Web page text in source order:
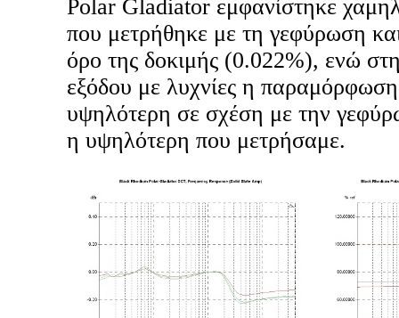
Polar Gladiator εμφανίστηκε
που μετρήθηκε με τη γεφύρωση
όρο της δοκιμής (0.022%), ενώ
εξόδου με λυχνίες η
υψηλότερη σε σχέση με την
η υψηλότερη που μετρήσαμε.